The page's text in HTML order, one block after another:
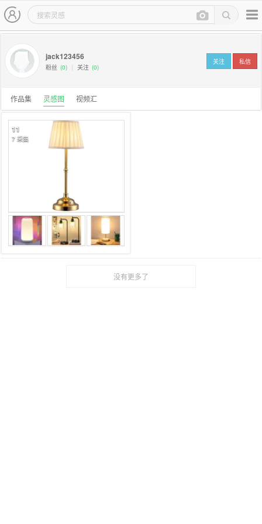
用户中心-灵感图
主导航
jack123456
粉丝 (0) | 关注 (0)
关注 私信
作品集 灵感图 视频汇
11
7 采集
没有更多了